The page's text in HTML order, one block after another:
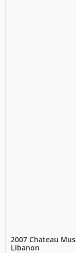
2007 Chateau
Libanon